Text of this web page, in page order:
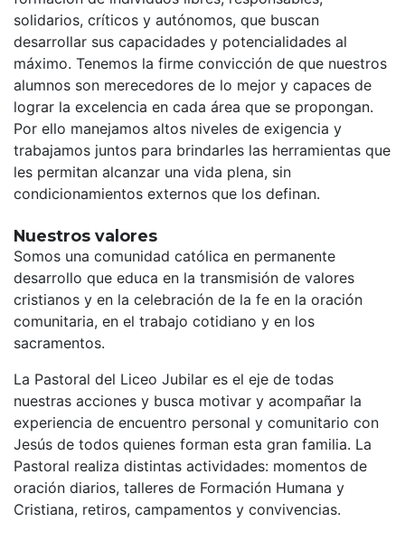
solidarios, críticos y autónomos, que buscan
desarrollar sus capacidades y potencialidades al
máximo. Tenemos la firme convicción de que nuestros
alumnos son merecedores de lo mejor y capaces de
lograr la excelencia en cada área que se propongan.
Por ello manejamos altos niveles de exigencia y
trabajamos juntos para brindarles las herramientas que
les permitan alcanzar una vida plena, sin
condicionamientos externos que los definan.
Nuestros valores
Somos una comunidad católica en permanente
desarrollo que educa en la transmisión de valores
cristianos y en la celebración de la fe en la oración
comunitaria, en el trabajo cotidiano y en los
sacramentos.
La Pastoral del Liceo Jubilar es el eje de todas
nuestras acciones y busca motivar y acompañar la
experiencia de encuentro personal y comunitario con
Jesús de todos quienes forman esta gran familia. La
Pastoral realiza distintas actividades: momentos de
oración diarios, talleres de Formación Humana y
Cristiana, retiros, campamentos y convivencias.